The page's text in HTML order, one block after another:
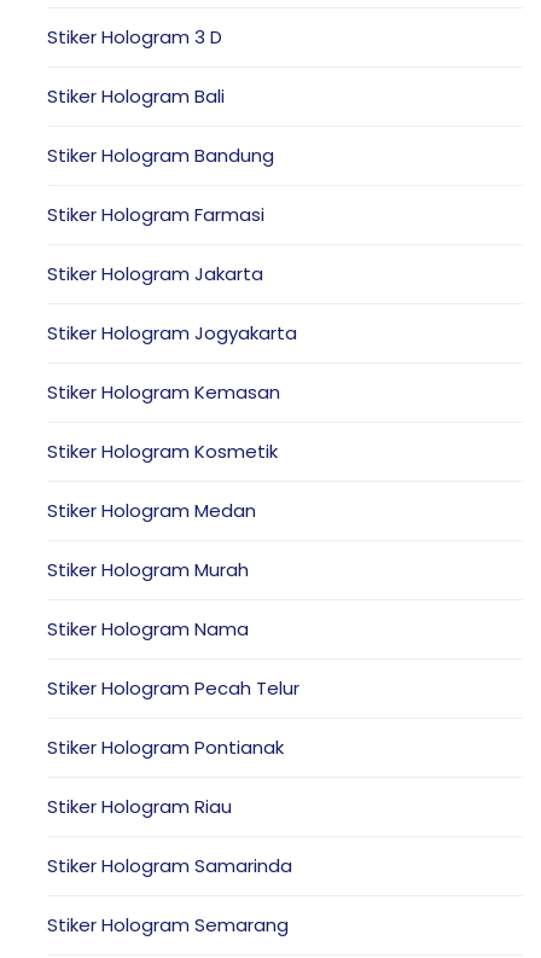
Stiker Hologram 3 D
Stiker Hologram Bali
Stiker Hologram Bandung
Stiker Hologram Farmasi
Stiker Hologram Jakarta
Stiker Hologram Jogyakarta
Stiker Hologram Kemasan
Stiker Hologram Kosmetik
Stiker Hologram Medan
Stiker Hologram Murah
Stiker Hologram Nama
Stiker Hologram Pecah Telur
Stiker Hologram Pontianak
Stiker Hologram Riau
Stiker Hologram Samarinda
Stiker Hologram Semarang